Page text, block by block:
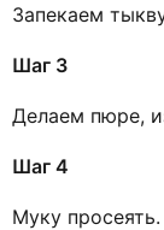
Запекаем
Шаг 3
Делаем пюре,
Шаг 4
Муку просеять.